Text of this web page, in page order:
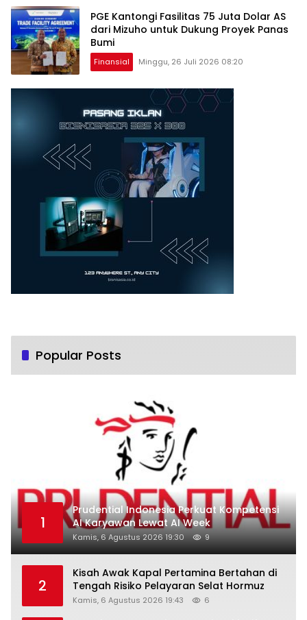
PGE Kantongi Fasilitas 75 Juta Dolar AS
dari Mizuho untuk Dukung Proyek Panas
Bumi
Finansial Minggu, 26 Juli 2026 08:20
Popular Posts
1
Prudential Indonesia Perkuat Kompetensi
AI Karyawan Lewat AI Week
Kamis, 6 Agustus 2026 19:30 9
2
Kisah Awak Kapal Pertamina Bertahan di
Tengah Risiko Pelayaran Selat Hormuz
Kamis, 6 Agustus 2026 19:43 6